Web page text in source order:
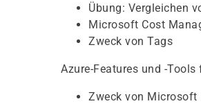
Übung: Vergleichen
Microsoft Cost
Zweck von Tags
Azure-Features und -
Zweck von Microsoft